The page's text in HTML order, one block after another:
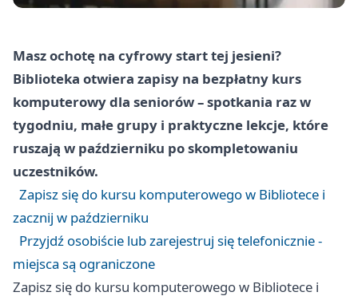
Masz ochotę na cyfrowy start tej jesieni?
Biblioteka otwiera zapisy na bezpłatny kurs
komputerowy dla seniorów – spotkania raz w
tygodniu, małe grupy i praktyczne lekcje, które
ruszają w październiku po skompletowaniu
uczestników.
Zapisz się do kursu komputerowego w Bibliotece i
zacznij w październiku
Przyjdź osobiście lub zarejestruj się telefonicznie -
miejsca są ograniczone
Zapisz się do kursu komputerowego w Bibliotece i